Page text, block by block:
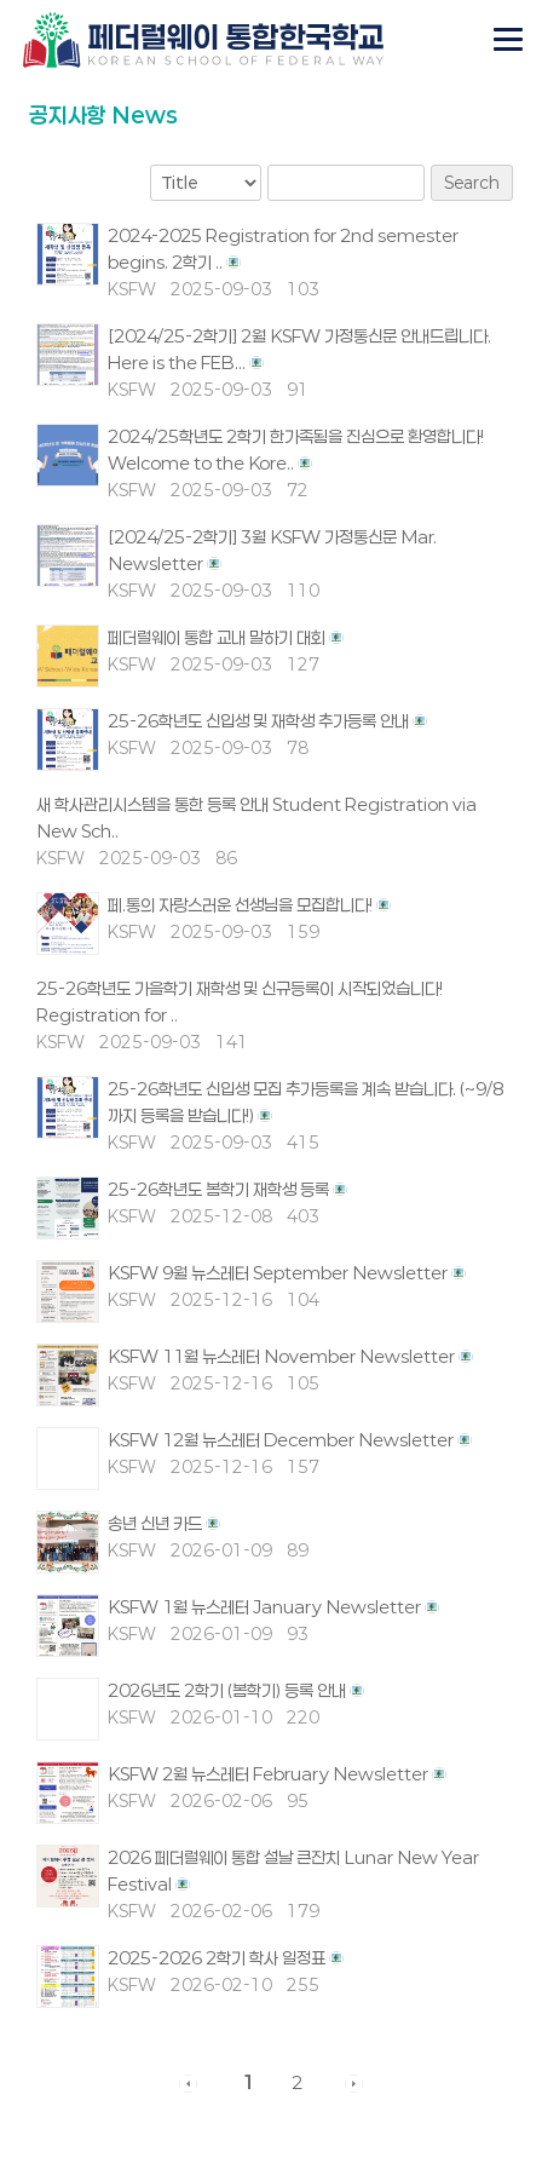
공지사항 News
Search
2024-2025 Registration for 2nd semester
begins. 2학기 ..
KSFW 2025-09-03 103
[2024/25-2학기] 2월 KSFW 가정통신문 안내드립니다.
Here is the FEB...
KSFW 2025-09-03 91
2024/25학년도 2학기 한가족됨을 진심으로 환영합니다!
Welcome to the Kore..
KSFW 2025-09-03 72
[2024/25-2학기] 3월 KSFW 가정통신문 Mar.
Newsletter
KSFW 2025-09-03 110
페더럴웨이 통합 교내 말하기 대회
KSFW 2025-09-03 127
25-26학년도 신입생 및 재학생 추가등록 안내
KSFW 2025-09-03 78
새 학사관리시스템을 통한 등록 안내 Student Registration via
New Sch..
KSFW 2025-09-03 86
페.통의 자랑스러운 선생님을 모집합니다!
KSFW 2025-09-03 159
25-26학년도 가을학기 재학생 및 신규등록이 시작되었습니다!
Registration for ..
KSFW 2025-09-03 141
25-26학년도 신입생 모집 추가등록을 계속 받습니다. (~9/8
까지 등록을 받습니다!)
KSFW 2025-09-03 415
25-26학년도 봄학기 재학생 등록
KSFW 2025-12-08 403
KSFW 9월 뉴스레터 September Newsletter
KSFW 2025-12-16 104
KSFW 11월 뉴스레터 November Newsletter
KSFW 2025-12-16 105
KSFW 12월 뉴스레터 December Newsletter
KSFW 2025-12-16 157
송년 신년 카드
KSFW 2026-01-09 89
KSFW 1월 뉴스레터 January Newsletter
KSFW 2026-01-09 93
2026년도 2학기 (봄학기) 등록 안내
KSFW 2026-01-10 220
KSFW 2월 뉴스레터 February Newsletter
KSFW 2026-02-06 95
2026 페더럴웨이 통합 설날 큰잔치 Lunar New Year
Festival
KSFW 2026-02-06 179
2025-2026 2학기 학사 일정표
KSFW 2026-02-10 255
1 2